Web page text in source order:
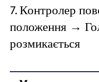
7. Контролер
положення →
розмикається